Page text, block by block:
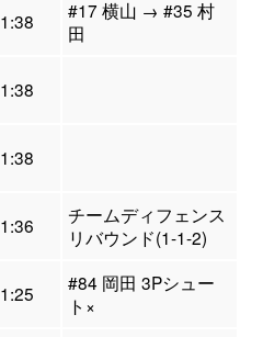
1:38
#17 横山 → #35 村
田
1:38
1:38
1:36
チームディフェンス
リバウンド(1-1-2)
1:25
#84 岡田 3Pシュー
ト×